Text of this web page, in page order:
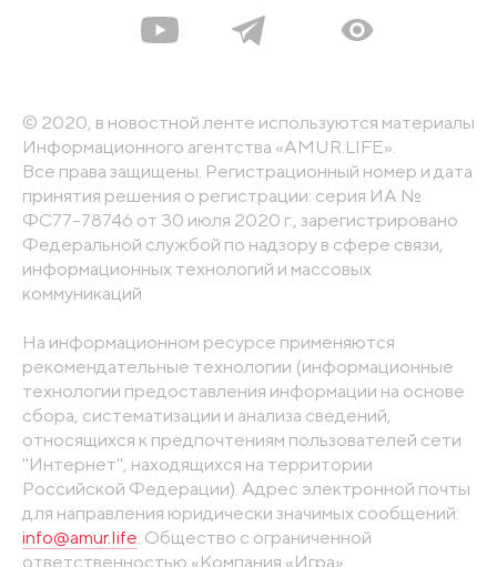
© 2020, в новостной ленте используются материалы
Информационного агентства «AMUR.LIFE».
Все права защищены. Регистрационный номер и дата
принятия решения о регистрации: серия ИА №
ФС77-78746 от 30 июля 2020 г., зарегистрировано
Федеральной службой по надзору в сфере связи,
информационных технологий и массовых
коммуникаций
На информационном ресурсе применяются
рекомендательные технологии (информационные
технологии предоставления информации на основе
сбора, систематизации и анализа сведений,
относящихся к предпочтениям пользователей сети
"Интернет", находящихся на территории
Российской Федерации). Адрес электронной почты
для направления юридически значимых сообщений:
info@amur.life. Общество с ограниченной
ответственностью «Компания «Игра».